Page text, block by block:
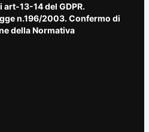
13-14 del GDPR.
n.196/2003. Confermo di
della Normativa